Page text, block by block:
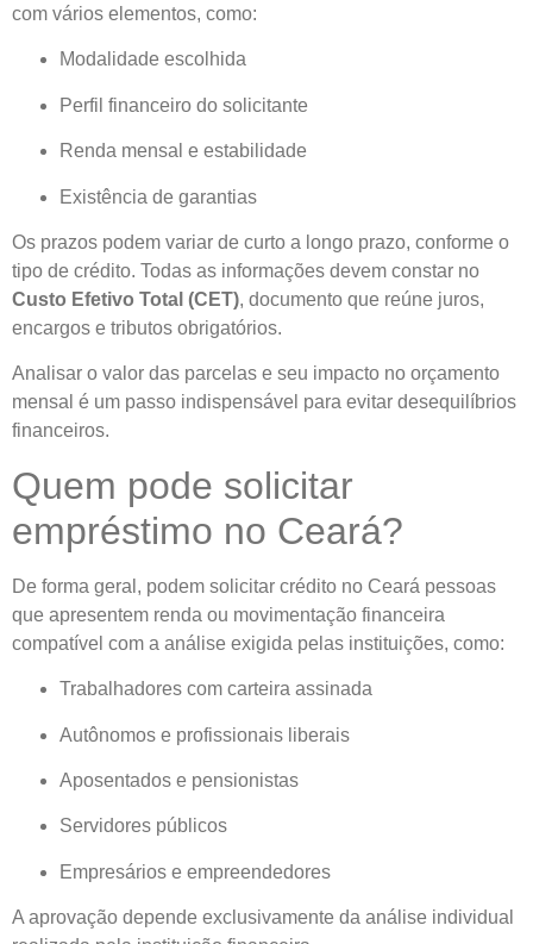
com vários elementos, como:
Modalidade escolhida
Perfil financeiro do solicitante
Renda mensal e estabilidade
Existência de garantias
Os prazos podem variar de curto a longo prazo, conforme o
tipo de crédito. Todas as informações devem constar no
Custo Efetivo Total (CET), documento que reúne juros,
encargos e tributos obrigatórios.
Analisar o valor das parcelas e seu impacto no orçamento
mensal é um passo indispensável para evitar desequilíbrios
financeiros.
Quem pode solicitar
empréstimo no Ceará?
De forma geral, podem solicitar crédito no Ceará pessoas
que apresentem renda ou movimentação financeira
compatível com a análise exigida pelas instituições, como:
Trabalhadores com carteira assinada
Autônomos e profissionais liberais
Aposentados e pensionistas
Servidores públicos
Empresários e empreendedores
A aprovação depende exclusivamente da análise individual